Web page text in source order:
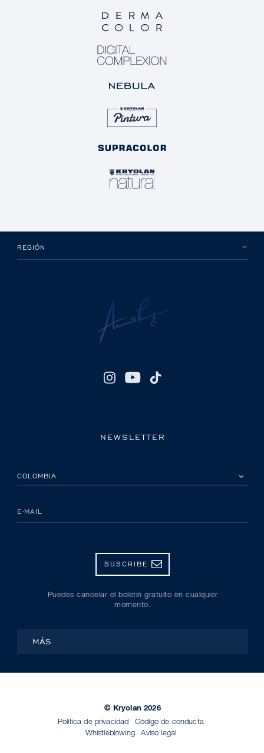
REGIÓN
NEWSLETTER
E-MAIL
SUSCRIBE
Puedes cancelar el boletín gratuito en cualquier
momento.
MÁS
© Kryolan 2026
Política de privacidad
Código de conducta
Whistleblowing
Aviso legal